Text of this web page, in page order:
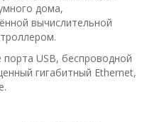
дома,
вычислительной
USB, беспроводной
гигабитный Ethernet,